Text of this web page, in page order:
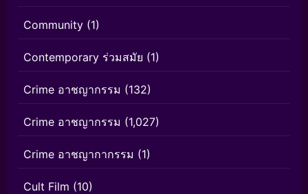
Community (1)
Contemporary ร่วมสมัย (1)
Crime อาชญากรรม (132)
Crime อาชญากรรม (1,027)
Crime อาชญากากรรม (1)
Cult Film (10)